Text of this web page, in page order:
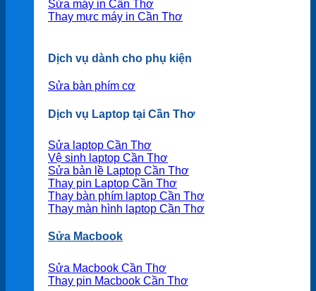
Sửa máy in Cần Thơ
Thay mực máy in Cần Thơ
Dịch vụ dành cho phụ kiện
Sửa bàn phím cơ
Dịch vụ Laptop tại Cần Thơ
Sửa laptop Cần Thơ
Vệ sinh laptop Cần Thơ
Sửa bản lề Laptop Cần Thơ
Thay pin Laptop Cần Thơ
Thay bàn phím laptop Cần Thơ
Thay màn hình laptop Cần Thơ
Sửa Macbook
Sửa Macbook Cần Thơ
Thay pin Macbook Cần Thơ